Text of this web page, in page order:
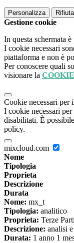
Personalizza
Gestione cookie
In questa schermata
I cookie necessari
piattaforma e non è
Per conoscere quali
visionare la
Cookie necessari per
I cookie necessari
disabilitati. È
policy.
mixcloud.com
Nome
Tipologia
Proprieta
Descrizione
Durata
Nome: mx_t
Tipologia: analitico
Proprieta: Terze Parti
Descrizione: analisi
Durata: 1 anno 1